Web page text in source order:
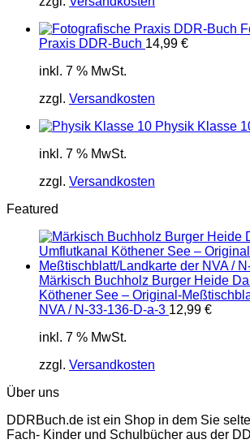
Praxis DDR-Buch 14,99 €
inkl. 7 % MwSt.
zzgl. Versandkosten
Physik Klasse
inkl. 7 % MwSt.
zzgl. Versandkosten
Featured
Märkisch Buchholz Burger Heide
Köthener See – Original-
NVA / N-33-136-D-a-3 12,99 €
inkl. 7 % MwSt.
zzgl. Versandkosten
Über uns
DDRBuch.de ist ein Shop in dem Sie
Fach- Kinder und Schulbücher aus der